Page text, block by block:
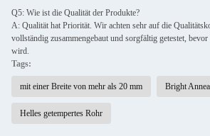
Q5: Wie ist die Qualität der Produkte?
A: Qualität hat Priorität. Wir achten sehr auf die
vollständig zusammengebaut und sorgfältig getestet,
wird.
Tags:
mit einer Breite von mehr als 20 mm Bright
Helles getempertes Rohr